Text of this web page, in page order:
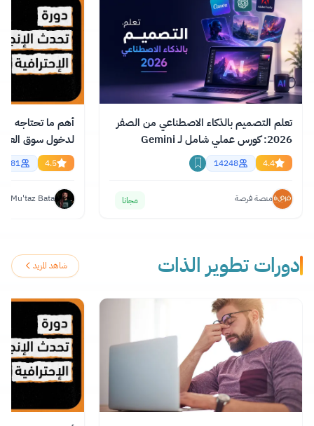
تعلم التصميم بالذكاء الاصطناعي من الصفر
2026: كورس عملي شامل لـ Gemini
وChatGPT وClaude
4.4
14248
منصة فرصة مجانا
أهم ما تحتاجه من
English
4.5
Mu'taz Bata
دورات تطوير الذات شاهد المزيد